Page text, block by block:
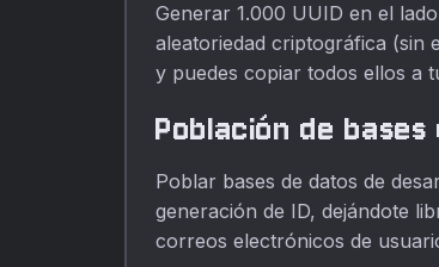
Generar 1.000 UUID en el
aleatoriedad criptográfica (sin
y puedes copiar todos ellos a
Población de
Poblar bases de datos de
generación de ID, dejándote
correos electrónicos de